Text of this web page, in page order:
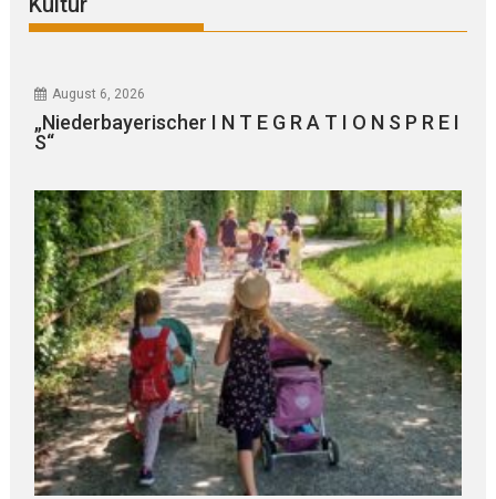
August 6, 2026
„Niederbayerischer I N T E G R A T I O N S P R E I
S“